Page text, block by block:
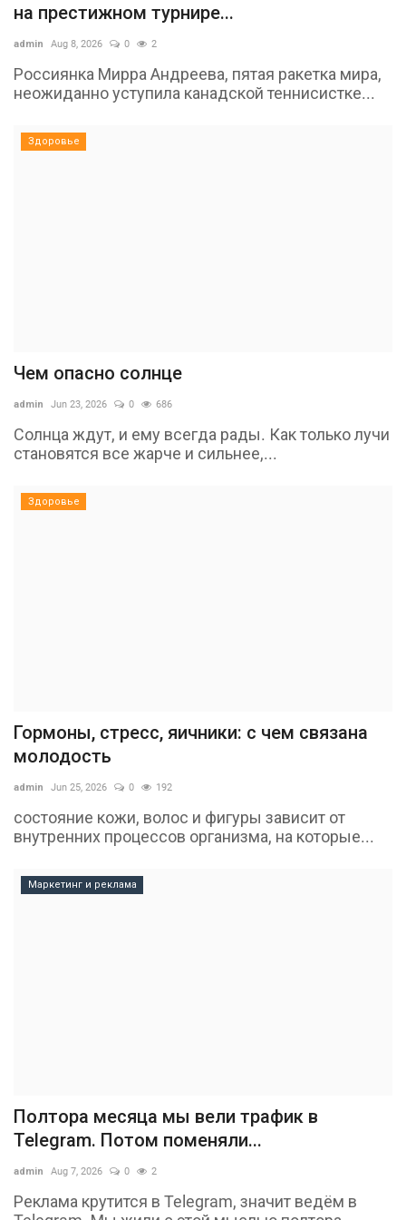
на престижном турнире...
admin Aug 8, 2026 0 2
Россиянка Мирра Андреева, пятая ракетка мира,
неожиданно уступила канадской теннисистке...
Здоровье
Чем опасно солнце
admin Jun 23, 2026 0 686
Солнца ждут, и ему всегда рады. Как только лучи
становятся все жарче и сильнее,...
Здоровье
Гормоны, стресс, яичники: с чем связана
молодость
admin Jun 25, 2026 0 192
состояние кожи, волос и фигуры зависит от
внутренних процессов организма, на которые...
Маркетинг и реклама
Полтора месяца мы вели трафик в
Telegram. Потом поменяли...
admin Aug 7, 2026 0 2
Реклама крутится в Telegram, значит ведём в